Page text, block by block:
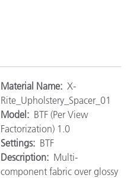
Material Name: X-
Rite_Upholstery_Spacer_01
Model: BTF (Per View
Factorization) 1.0
Settings: BTF
Description: Multi-
component fabric over glossy